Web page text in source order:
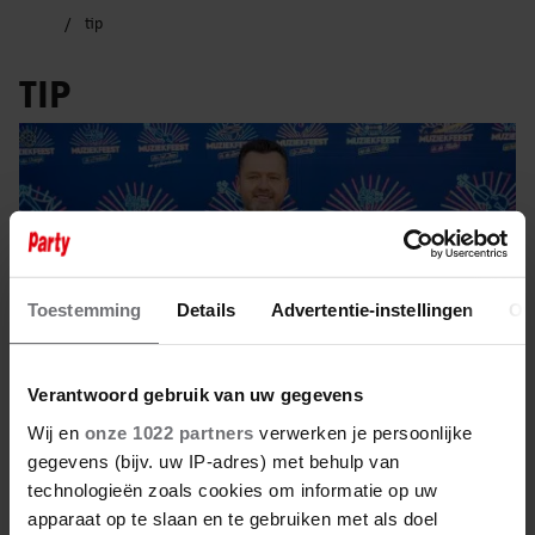
Toestemming Details Advertentie-instellingen
Verantwoord gebruik van uw gegevens
Wij en onze 1022 partners verwerken je persoonlijke
gegevens (bijv. uw IP-adres) met behulp van
technologieën zoals cookies om informatie op uw
apparaat op te slaan en te gebruiken met als doel
tip
TIP
30 juli 2025